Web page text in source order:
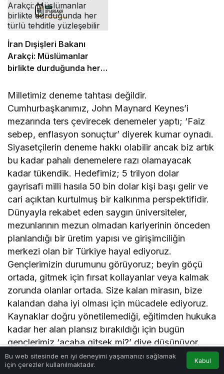
İran Dışişleri Bakanı
Arakçi: Müslümanlar
birlikte durduğunda her
Milletimiz deneme tahtası değildir.
Cumhurbaşkanımız, John Maynard Keynes’i
mezarında ters çevirecek denemeler yaptı; ‘Faiz
sebep, enflasyon sonuçtur’ diyerek kumar oynadı.
Siyasetçilerin deneme hakkı olabilir ancak biz artık
bu kadar pahalı denemelere razı olamayacak
kadar tükendik. Hedefimiz; 5 trilyon dolar
gayrisafi milli hasıla 50 bin dolar kişi başı gelir ve
cari açıktan kurtulmuş bir kalkınma perspektifidir.
Dünyayla rekabet eden saygın üniversiteler,
mezunlarının mezun olmadan kariyerinin önceden
planlandığı bir üretim yapısı ve girişimciliğin
merkezi olan bir Türkiye hayal ediyoruz.
Gençlerimizin durumunu görüyoruz; beyin göçü
ortada, gitmek için fırsat kollayanlar veya kalmak
zorunda olanlar ortada. Size kalan mirasın, bize
kalandan daha iyi olması için mücadele ediyoruz.
Kaynaklar doğru yönetilemediği, eğitimden hukuka
kadar her alan plansız bırakıldığı için bugün
gençlerimiz ‘acaba gitsek mi?’ diye düşünüyor.
Sizin bu öngörülemezliğinize son verecek ciddi bir
envanter sayımına ve milli bir seferberlik
Bu web sitesinde en iyi deneyimi yaşamanızı sağlamak
için çerezler kullanılmaktadır.
Kabul
Anasayfa